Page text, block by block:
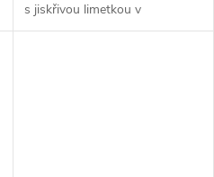
s jiskřivou limetkou v
kombinaci, která přináší